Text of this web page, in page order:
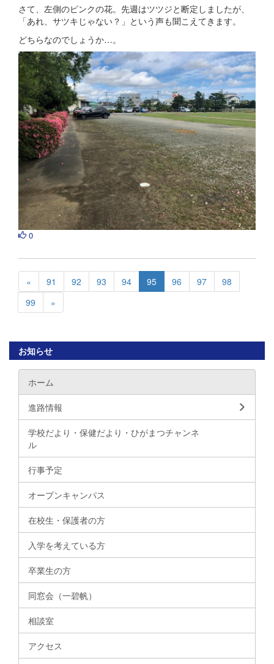
さて、左側のピンクの花。先週はツツジと断定しましたが、
「あれ、サツキじゃない？」という声も聞こえてきます。
どちらなのでしょうか…。
0
« 91 92 93 94 95 96 97
98
99
»
お知らせ
ホーム
進路情報
学校だより・保健だより・ひがまつチャンネ
ル
行事予定
オープンキャンパス
在校生・保護者の方
入学を考えている方
卒業生の方
同窓会（一碧帆）
相談室
アクセス